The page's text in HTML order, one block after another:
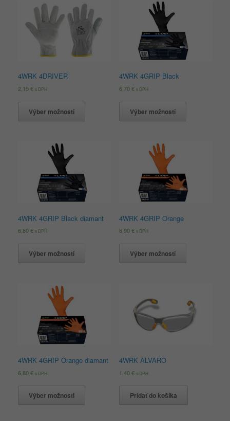
4WRK 4DRIVER
2,15€ s DPH
Výber možností
4WRK 4GRIP Black
6,70€ s DPH
Výber možností
4WRK 4GRIP Black diamant
6,80€ s DPH
Výber možností
4WRK 4GRIP Orange
6,90€ s DPH
Výber možností
4WRK 4GRIP Orange diamant
6,80€ s DPH
Výber možností
4WRK ALVARO
1,40€ s DPH
Pridať do košíka